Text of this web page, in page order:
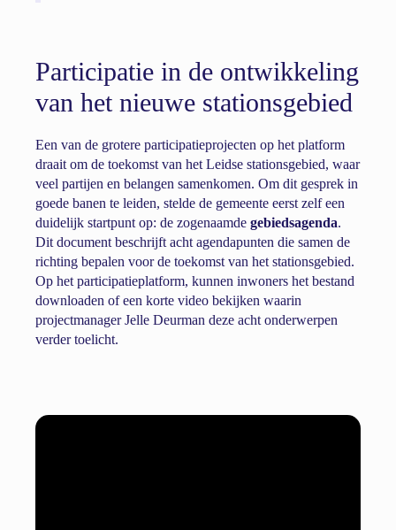
Participatie in de ontwikkeling
van het nieuwe stationsgebied
Een van de grotere participatieprojecten op het platform
draait om de toekomst van het Leidse stationsgebied, waar
veel partijen en belangen samenkomen. Om dit gesprek in
goede banen te leiden, stelde de gemeente eerst zelf een
duidelijk startpunt op: de zogenaamde gebiedsagenda.
Dit document beschrijft acht agendapunten die samen de
richting bepalen voor de toekomst van het stationsgebied.
Op het participatieplatform, kunnen inwoners het bestand
downloaden of een korte video bekijken waarin
projectmanager Jelle Deurman deze acht onderwerpen
verder toelicht.